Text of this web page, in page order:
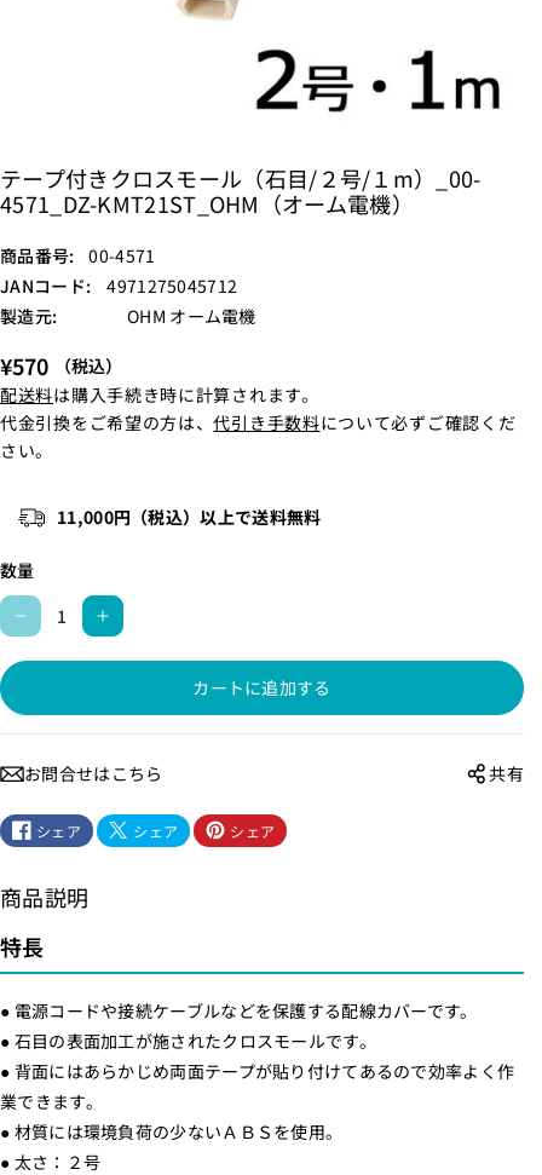
テープ付きクロスモール（石目/２号/１m）_00-
4571_DZ-KMT21ST_OHM（オーム電機）
商品番号: S
K
00-4571
JANコード:
4971275045712
製造元:
OHM オーム電機
¥570
（税込）
配送料は購入手続き時に計算されます。
代金引換をご希望の方は、代引き手数料について必ずご確認くだ
さい。
11,000円（税込）以上で送料無料
数量
テ
ー
付
ク
ロ
ス
モ
ー
ル
（
石
目
/
２
号
/
テ
ー
付
ク
ロ
ス
（
石
目
/
号
カートに追加する
お問合せはこちら 共有
シェア シェア シェア
商品説明
特長
● 電源コードや接続ケーブルなどを保護する配線カバーです。
● 石目の表面加工が施されたクロスモールです。
● 背面にはあらかじめ両面テープが貼り付けてあるので効率よく作
業できます。
● 材質には環境負荷の少ないＡＢＳを使用。
● 太さ：２号